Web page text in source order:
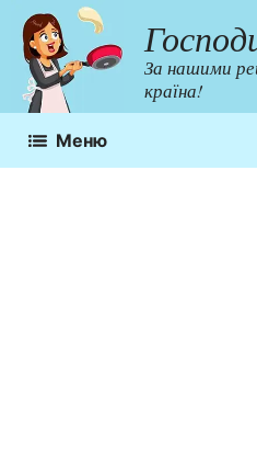
Перейти
до
контенту
За нашими
країна!
Меню